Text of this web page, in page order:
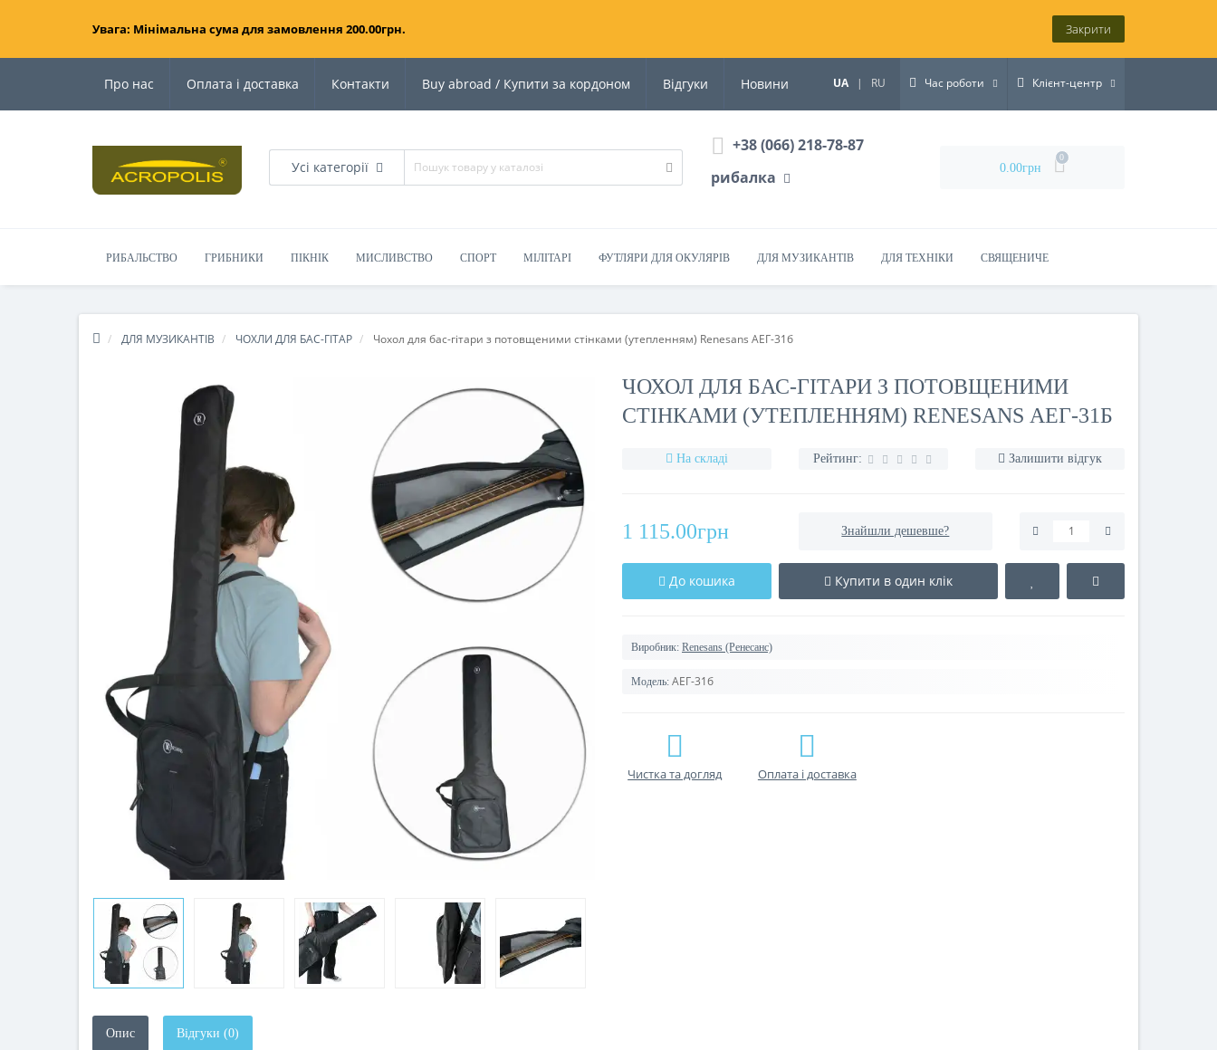
Увага: Мінімальна сума для замовлення 200.00грн. Закрити
Про нас Оплата і доставка Контакти Buy abroad / Купити за кордоном Відгуки Новини UA | RU Час роботи Клієнт-центр
Усі категорії
+38 (066) 218-78-87
рибалка
0.00грн
0
РИБАЛЬСТВО ГРИБНИКИ ПІКНІК МИСЛИВСТВО СПОРТ МІЛІТАРІ ФУТЛЯРИ ДЛЯ ОКУЛЯРІВ ДЛЯ МУЗИКАНТІВ ДЛЯ ТЕХНІКИ СВЯЩЕНИЧЕ
ДЛЯ МУЗИКАНТІВ ЧОХЛИ ДЛЯ БАС-ГІТАР Чохол для бас-гітари з потовщеними стінками (утепленням) Renesans АЕГ-31б
ЧОХОЛ ДЛЯ БАС-ГІТАРИ З ПОТОВЩЕНИМИ
СТІНКАМИ (УТЕПЛЕННЯМ) RENESANS АЕГ-31Б
На складі Рейтинг: Залишити відгук
1 115.00грн Знайшли дешевше?
До кошика Купити в один клік
Виробник: Renesans (Ренесанс)
Модель: АЕГ-31б
Чистка та догляд Оплата і доставка
Опис Відгуки (0)